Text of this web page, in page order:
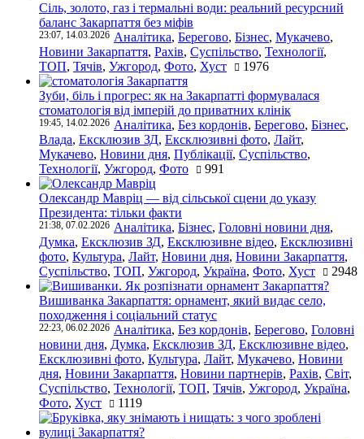
Сіль, золото, газ і термальні води: реальний ресурсний
баланс Закарпаття без міфів
23:07, 14.03.2026 Аналітика, Берегово, Бізнес, Мукачево,
Новини Закарпаття, Рахів, Суспільство, Технології,
ТОП, Тячів, Ужгород, Фото, Хуст 1976
Зуби, біль і прогрес: як на Закарпатті формувалася
стоматологія від імперій до приватних клінік
19:45, 14.02.2026 Аналітика, Без кордонів, Берегово, Бізнес,
Влада, Ексклюзив ЗД, Ексклюзивні фото, Лайт,
Мукачево, Новини дня, Публікації, Суспільство,
Технології, Ужгород, Фото 991
Олександр Мавріц — від сільської сцени до указу
Президента: тільки факти
21:38, 07.02.2026 Аналітика, Бізнес, Головні новини дня,
Думка, Ексклюзив ЗД, Ексклюзивне відео, Ексклюзивні
фото, Культура, Лайт, Новини дня, Новини Закарпаття,
Суспільство, ТОП, Ужгород, Україна, Фото, Хуст 2948
Вишиванка Закарпаття: орнамент, який видає село,
походження і соціальний статус
22:23, 06.02.2026 Аналітика, Без кордонів, Берегово, Головні
новини дня, Думка, Ексклюзив ЗД, Ексклюзивне відео,
Ексклюзивні фото, Культура, Лайт, Мукачево, Новини
дня, Новини Закарпаття, Новини партнерів, Рахів, Світ,
Суспільство, Технології, ТОП, Тячів, Ужгород, Україна,
Фото, Хуст 1119